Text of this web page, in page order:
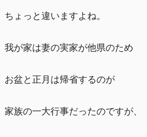
ちょっと違いますよね。
我が家は妻の実家が他県のため
お盆と正月は帰省するのが
家族の一大行事だったのですが、